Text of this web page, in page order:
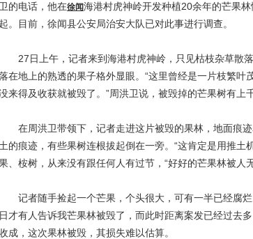
卫的电话，他在徐闻海港村虎神岭开发种植20余年的芒果林
起。目前，徐闻县公安局治安大队已对此事进行调查。
27日上午，记者来到海港村虎神岭，只见枯枝杂草散
在地上的熟透的果子格外显眼。“这里曾经是一片枝繁
来得及收获就被毁了。”周洪卫说，被毁掉的芒果树有上
在周洪卫带领下，记者走进这片被毁的果林，地面痕迹
土的痕迹，有些果树连根拔起倒在一旁。“这肯定是用推土
、桉树，从来没有跟任何人有过节，“好好的芒果林被人
记者随手捡起一个芒果，个头很大，可有一半已经腐烂
日才有人告诉我芒果林被毁了，而此时距离案发已经过去
成，这次果林被毁，其损失难以估算。